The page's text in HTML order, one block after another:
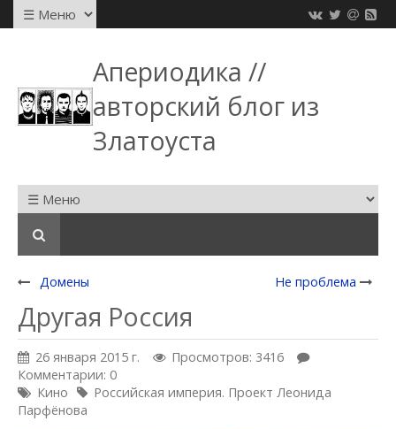
Апериодика //
авторский блог из
Златоуста
Домены Не проблема
Другая Россия
26 января 2015 г.
Просмотров: 3416
Комментарии: 0
Кино
Российская империя. Проект Леонида
Парфёнова